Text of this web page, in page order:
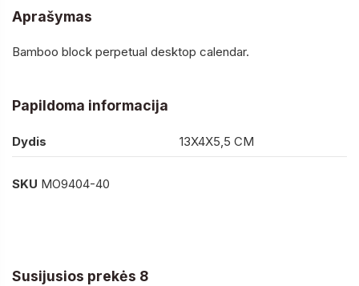
Aprašymas
Bamboo block perpetual desktop calendar.
Papildoma informacija
Dydis 13X4X5,5 CM
SKU MO9404-40
Susijusios prekės 8